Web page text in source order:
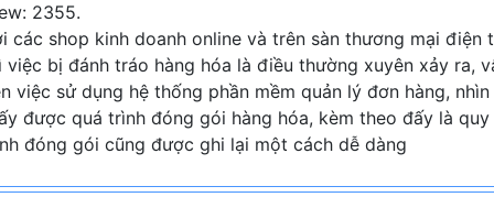
2355.
các shop kinh doanh online và trên sàn thương mại điện
việc bị đánh tráo hàng hóa là điều thường xuyên xảy ra,
việc sử dụng hệ thống phần mềm quản lý đơn hàng, nhìn
được quá trình đóng gói hàng hóa, kèm theo đấy là quy
đóng gói cũng được ghi lại một cách dễ dàng